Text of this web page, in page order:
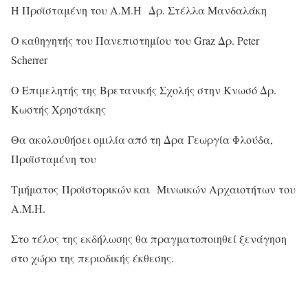
Η Προϊσταμένη του Α.Μ.Η Δρ. Στέλλα Μανδαλάκη
Ο καθηγητής του Πανεπιστημίου του Graz Δρ. Peter
Scherrer
O Επιμελητής της Βρετανικής Σχολής στην Κνωσό Δρ.
Κωστής Χρηστάκης
Θα ακολουθήσει ομιλία από τη Δρα Γεωργία Φλούδα,
Προϊσταμένη του
Τμήματος Προϊστορικών και Μινωικών Αρχαιοτήτων του
Α.Μ.Η.
Στο τέλος της εκδήλωσης θα πραγματοποιηθεί ξενάγηση
στο χώρο της περιοδικής έκθεσης.